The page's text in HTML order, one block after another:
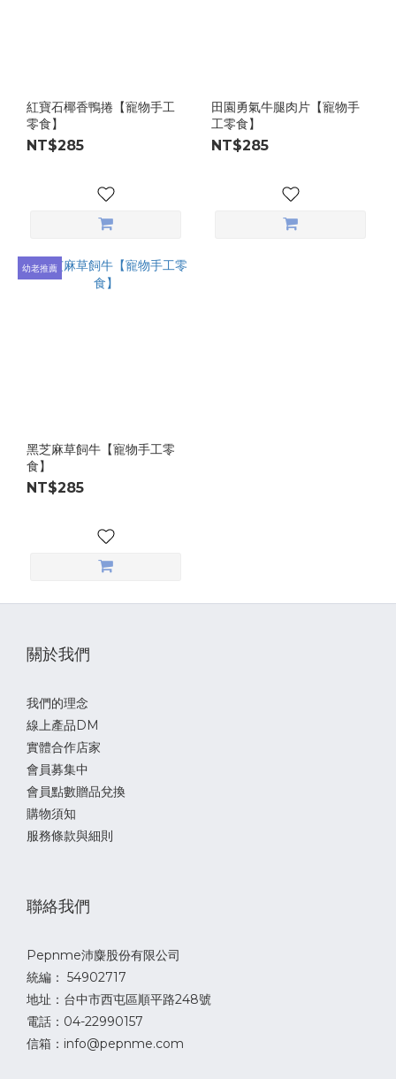
紅寶石椰香鴨捲【寵物手工
零食】
NT$285
田園勇氣牛腿肉片【寵物手
工零食】
NT$285
幼老推薦
黑芝麻草飼牛【寵物手工零
食】
NT$285
關於我們
我們的理念
線上產品DM
實體合作店家
會員募集中
會員點數贈品兌換
購物須知
服務條款與細則
聯絡我們
Pepnme沛麋股份有限公司
統編： 54902717
地址：台中市西屯區順平路248號
電話：04-22990157
信箱：info@pepnme.com